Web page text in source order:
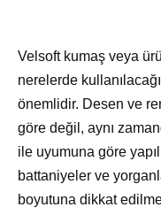
Velsoft kumaş veya
nerelerde
önemlidir. Desen ve
göre değil, aynı
ile uyumuna göre
battaniyeler ve
boyutuna dikkat